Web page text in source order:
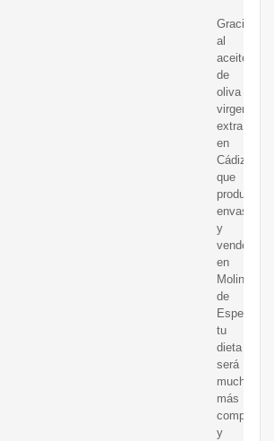
Gracias
al
aceite
de
oliva
virgen
extra
en
Cádiz
que
y
vendemos
en
Molino
de
Espera
tu
dieta
será
mucho
más
completa
y